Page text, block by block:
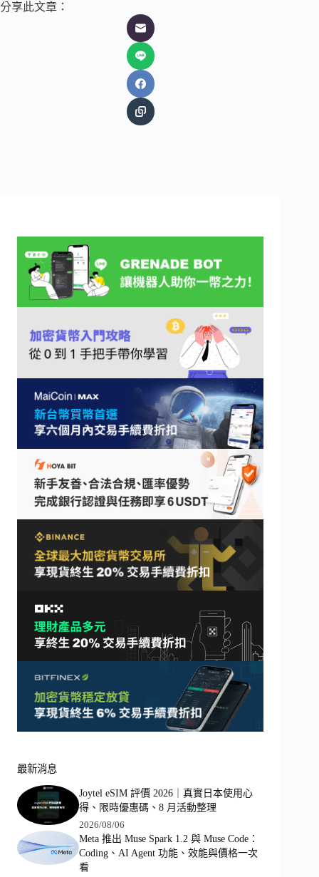
分享此文章：
最新消息
Joytel eSIM 評價 2026｜真實日本使用心
得、限時優惠碼、8 月活動整理
2026/08/06
Meta 推出 Muse Spark 1.2 與 Muse Code：
Coding、AI Agent 功能、效能與價格一次
看